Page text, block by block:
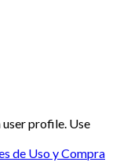
profile. Use
de Uso y Compra